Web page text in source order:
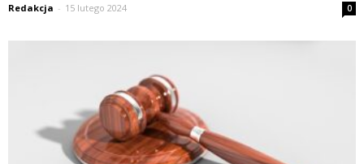
Redakcja - 15 lutego 2024 0